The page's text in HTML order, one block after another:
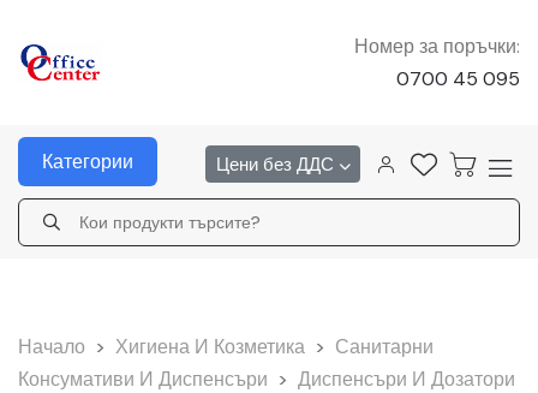
Номер за поръчки:
0700 45 095
Категории Цени без ДДС
Начало > Хигиена И Козметика > Санитарни
Консумативи И Диспенсъри > Диспенсъри И Дозатори